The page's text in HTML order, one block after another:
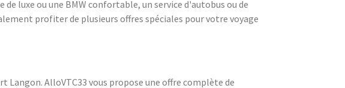
luxe ou une BMW confortable, un service d'autobus ou de
profiter de plusieurs offres spéciales pour votre voyage
Langon. AlloVTC33 vous propose une offre complète de